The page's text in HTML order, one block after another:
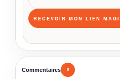
Commentaires 0